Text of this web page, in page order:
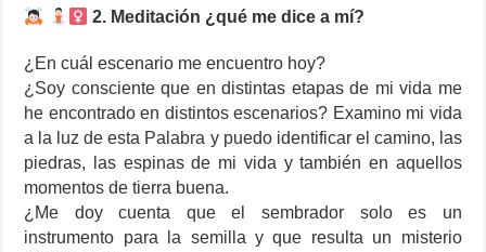
2. Meditación ¿qué me dice a mí?
¿En cuál escenario me encuentro hoy?
¿Soy consciente que en distintas etapas de mi vida me
he encontrado en distintos escenarios? Examino mi vida
a la luz de esta Palabra y puedo identificar el camino, las
piedras, las espinas de mi vida y también en aquellos
momentos de tierra buena.
¿Me doy cuenta que el sembrador solo es un
instrumento para la semilla y que resulta un misterio